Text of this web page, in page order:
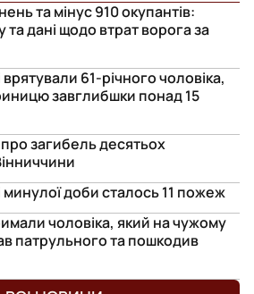
та мінус 910 окупантів:
дані щодо втрат ворога за
61-річного чоловіка,
завглибшки понад 15
загибель десятьох
минулої доби сталось 11 пожеж
чоловіка, який на чужому
патрульного та пошкодив